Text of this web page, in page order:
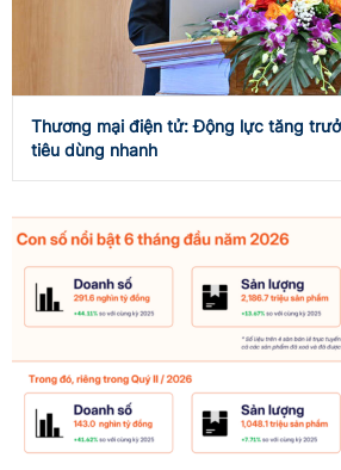
Thương mại điện tử: Động lực tăng
tiêu dùng nhanh